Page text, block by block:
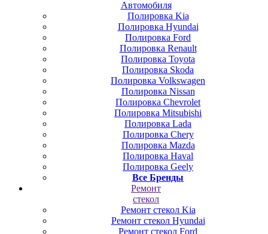
Автомобиля
Полировка Kia
Полировка Hyundai
Полировка Ford
Полировка Renault
Полировка Toyota
Полировка Skoda
Полировка Volkswagen
Полировка Nissan
Полировка Chevrolet
Полировка Mitsubishi
Полировка Lada
Полировка Chery
Полировка Mazda
Полировка Haval
Полировка Geely
Все Бренды
Ремонт
стекол
Ремонт стекол Kia
Ремонт стекол Hyundai
Ремонт стекол Ford